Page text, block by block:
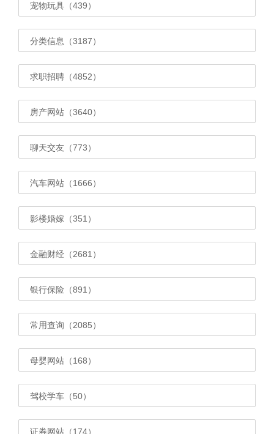
宠物玩具（439）
分类信息（3187）
求职招聘（4852）
房产网站（3640）
聊天交友（773）
汽车网站（1666）
影楼婚嫁（351）
金融财经（2681）
银行保险（891）
常用查询（2085）
母婴网站（168）
驾校学车（50）
证券网站（174）